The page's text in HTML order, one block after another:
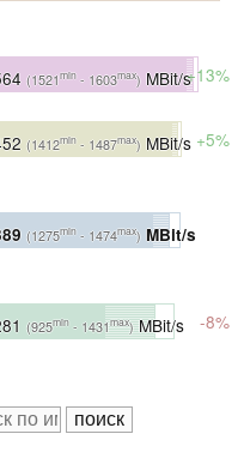
(1521min - 1603max) MBit/s+13%
(1412min - 1487max) MBit/s +5%
(1275min - 1474max) MBit/s
(925min - 1431max)MBit/s -8%